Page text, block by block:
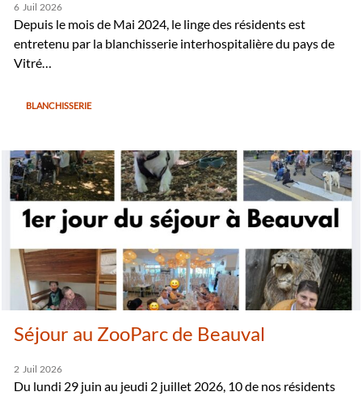
6 Juil 2026
Depuis le mois de Mai 2024, le linge des résidents est
entretenu par la blanchisserie interhospitalière du pays de
Vitré…
BLANCHISSERIE
Séjour au ZooParc de Beauval
2 Juil 2026
Du lundi 29 juin au jeudi 2 juillet 2026, 10 de nos résidents